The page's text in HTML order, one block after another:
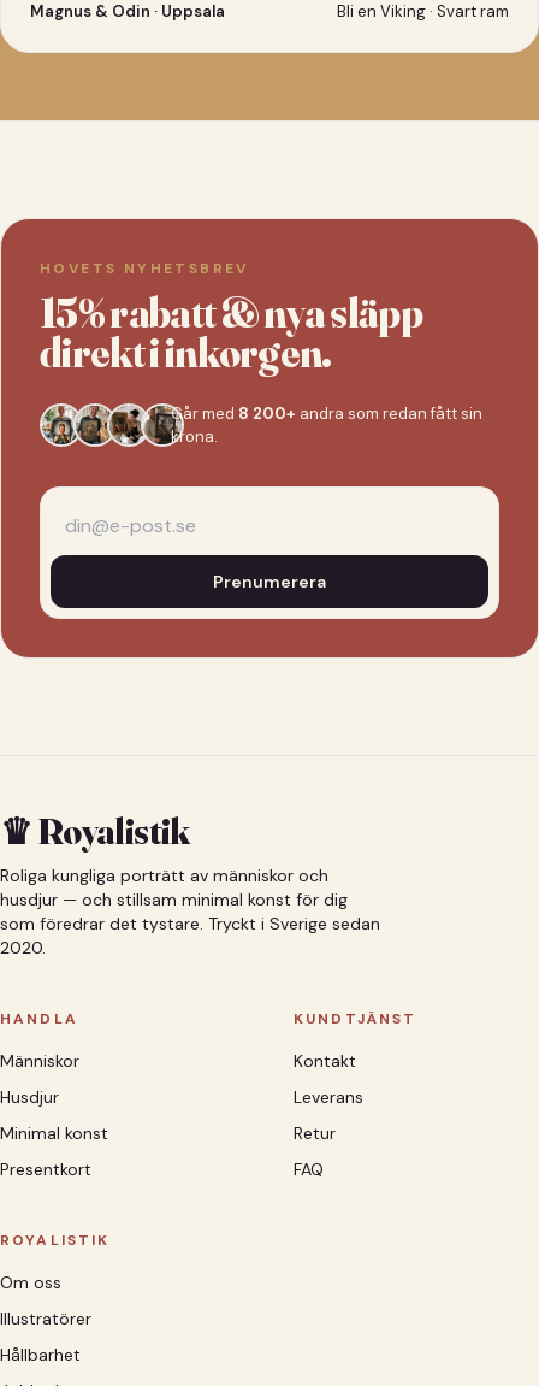
Magnus & Odin · Uppsala Bli en Viking · Svart ram
HOVETS NYHETSBREV
15% rabatt & nya släpp
direkt i inkorgen.
Går med 8 200+ andra som redan fått sin
krona.
Prenumerera
♛ Royalistik
Roliga kungliga porträtt av människor och
husdjur — och stillsam minimal konst för dig
som föredrar det tystare. Tryckt i Sverige sedan
2020.
HANDLA
Människor
Husdjur
Minimal konst
Presentkort
KUNDTJÄNST
Kontakt
Leverans
Retur
FAQ
ROYALISTIK
Om oss
Illustratörer
Hållbarhet